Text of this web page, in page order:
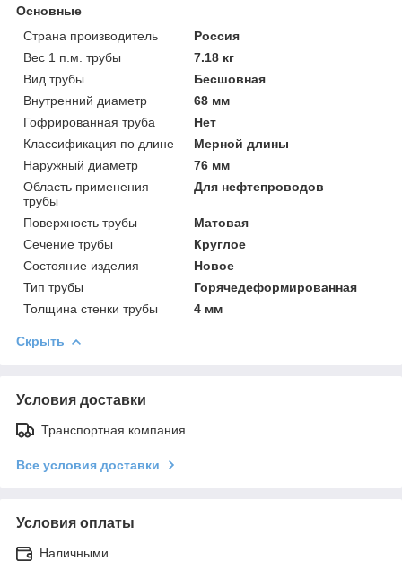
Основные
Страна производитель
Россия
Вес 1 п.м. трубы
7.18 кг
Вид трубы
Бесшовная
Внутренний диаметр
68 мм
Гофрированная труба
Нет
Классификация по длине
Мерной длины
Наружный диаметр
76 мм
Область применения
трубы
Для нефтепроводов
Поверхность трубы
Матовая
Сечение трубы
Круглое
Состояние изделия
Новое
Тип трубы
Горячедеформированная
Толщина стенки трубы
4 мм
Скрыть
Условия доставки
Транспортная компания
Все условия доставки
Условия оплаты
Наличными